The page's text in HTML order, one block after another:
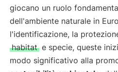
giocano un ruolo
dell'ambiente naturale in
l'identificazione, la
habitat e specie, queste
modo significativo alla